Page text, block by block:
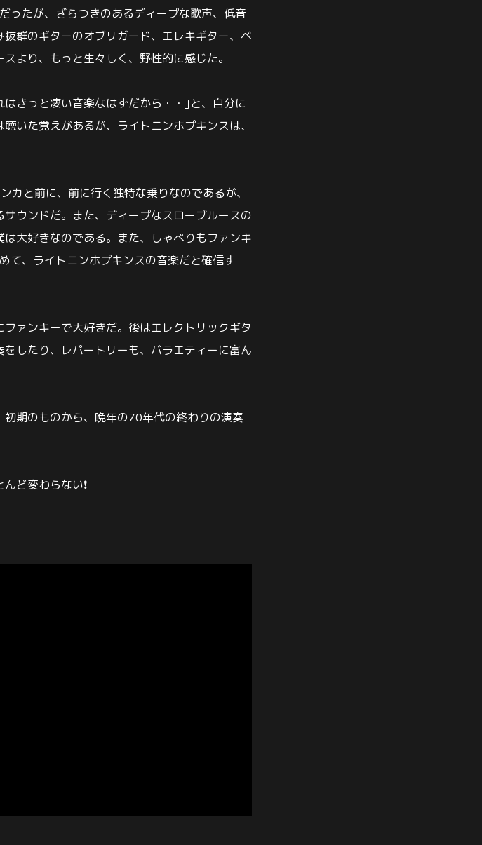
ったが、ざらつきのあるディープな歌声、低音
群のギターのオブリガード、 エレキギター、ベ
より、もっと生々しく、野性的に感じた。
きっと凄い音楽なはずだから・・｣と、自分に
いた覚えがあるが、ライトニンホプキンスは、
カと前に、前に行く独特な乗りなのであるが、
ウンドだ。また、ディープなスローブルースの
大好きなのである。また、しゃべりもファンキ
て、ライトニンホプキンスの音楽だと確信す
ァンキーで大好きだ。後はエレクトリックギタ
したり、レパートリーも、バラエティーに富ん
期のものから、晩年の70年代の終わりの演奏
ど変わらない❗